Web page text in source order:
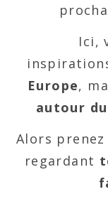
Ici,
Europe,
autour
Alors
regardant